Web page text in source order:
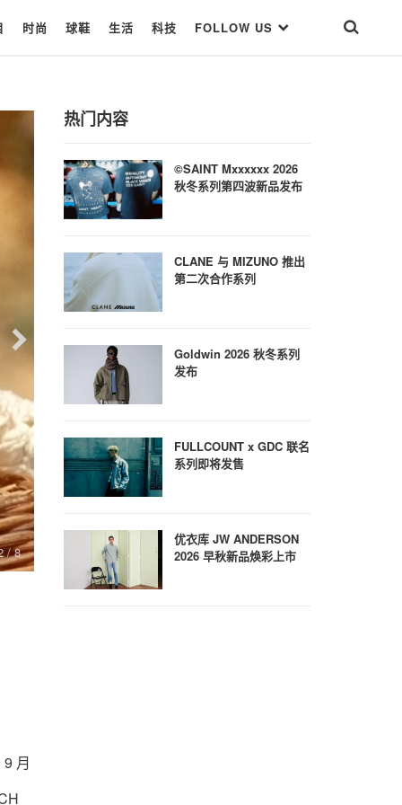
时尚 球鞋 生活 科技 FOLLOW US
/ 8
月
热门内容
©SAINT Mxxxxxx 2026
秋冬系列第四波新品发布
CLANE 与 MIZUNO 推出
第二次合作系列
Goldwin 2026 秋冬系列
发布
FULLCOUNT x GDC 联名
系列即将发售
优衣库 JW ANDERSON
2026 早秋新品焕彩上市